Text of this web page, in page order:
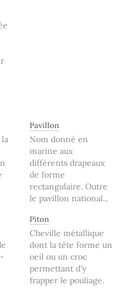
la
Pavillon
Nom donné en
marine aux
différents drapeaux
de forme
rectangulaire. Outre
le pavillon national...
Piton
Cheville métallique
dont la tête forme un
oeil ou un croc
permettant d'y
frapper le pouliage.